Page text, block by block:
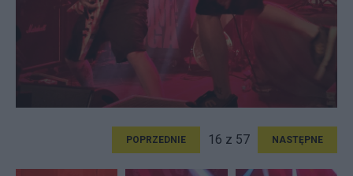
POPRZEDNIE 16 z 57 NASTĘPNE